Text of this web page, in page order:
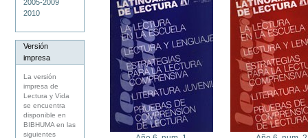
2005-2009
2010
Versión
impresa
La versión
impresa de
Lectura y Vida
se encuentra
disponible en
BIBHUMA en las
siguientes